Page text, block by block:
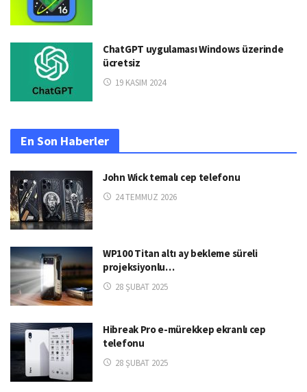
ChatGPT uygulaması Windows üzerinde
ücretsiz
19 KASIM 2024
En Son Haberler
John Wick temalı cep telefonu
24 TEMMUZ 2026
WP100 Titan altı ay bekleme süreli
projeksiyonlu…
28 ŞUBAT 2025
Hibreak Pro e-mürekkep ekranlı cep
telefonu
28 ŞUBAT 2025